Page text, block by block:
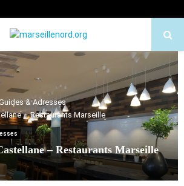
& Adresses
– Restaurants Marseille
– Restaurants Marseille